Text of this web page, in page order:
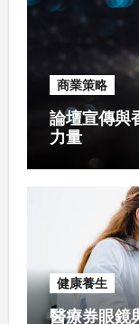
商業策略
論壇宣傳與
力量
健康養生
醫療券眼鏡